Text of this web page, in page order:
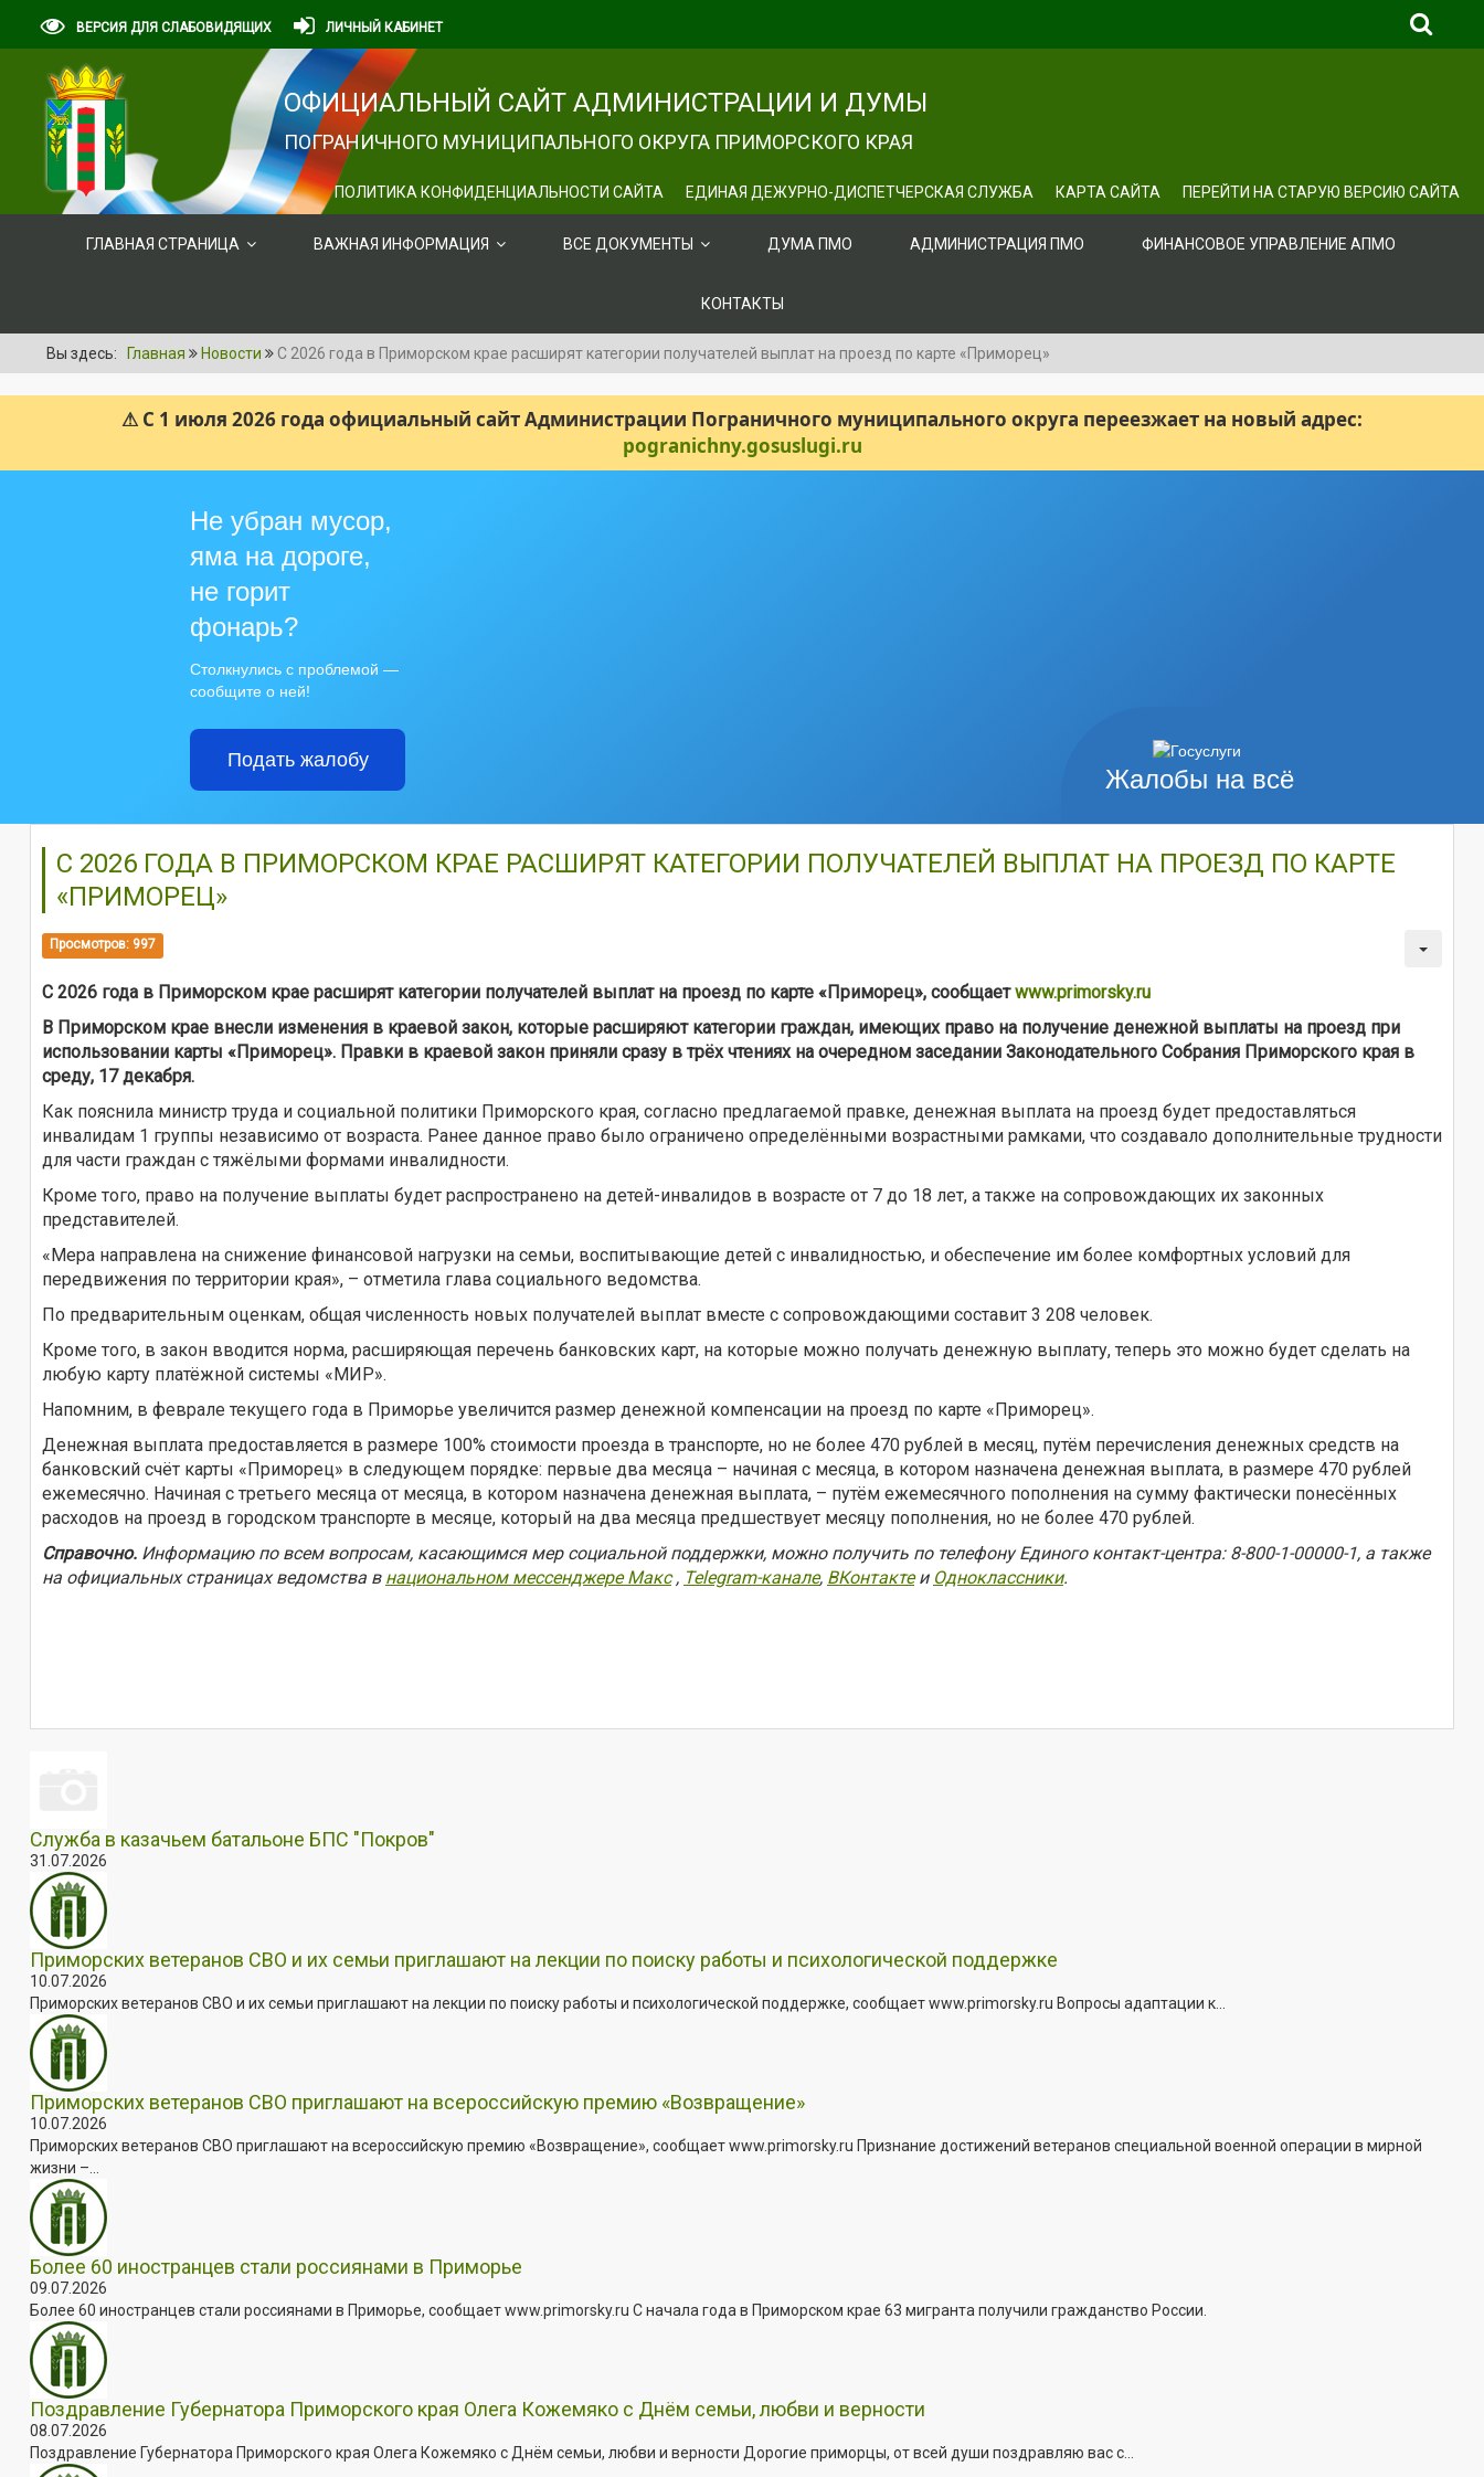
ВЕРСИЯ ДЛЯ СЛАБОВИДЯЩИХ ЛИЧНЫЙ КАБИНЕТ
ОФИЦИАЛЬНЫЙ САЙТ АДМИНИСТРАЦИИ И ДУМЫ
ПОГРАНИЧНОГО МУНИЦИПАЛЬНОГО ОКРУГА ПРИМОРСКОГО КРАЯ
ПОЛИТИКА КОНФИДЕНЦИАЛЬНОСТИ САЙТА ЕДИНАЯ ДЕЖУРНО-ДИСПЕТЧЕРСКАЯ СЛУЖБА КАРТА САЙТА ПЕРЕЙТИ НА СТАРУЮ ВЕРСИЮ САЙТА
ГЛАВНАЯ СТРАНИЦА ВАЖНАЯ ИНФОРМАЦИЯ ВСЕ ДОКУМЕНТЫ ДУМА ПМО АДМИНИСТРАЦИЯ ПМО ФИНАНСОВОЕ УПРАВЛЕНИЕ АПМО
КОНТАКТЫ
Вы здесь: Главная Новости С 2026 года в Приморском крае расширят категории получателей выплат на проезд по карте «Приморец»
⚠ С 1 июля 2026 года официальный сайт Администрации Пограничного муниципального округа переезжает на новый адрес:
pogranichny.gosuslugi.ru
Жалобы на всё
Не убран мусор,
яма на дороге,
не горит
фонарь?
Столкнулись с проблемой —
сообщите о ней!
Подать жалобу
С 2026 ГОДА В ПРИМОРСКОМ КРАЕ РАСШИРЯТ КАТЕГОРИИ ПОЛУЧАТЕЛЕЙ ВЫПЛАТ НА ПРОЕЗД ПО КАРТЕ
«ПРИМОРЕЦ»
Просмотров: 997
С 2026 года в Приморском крае расширят категории получателей выплат на проезд по карте «Приморец», сообщаетwww.primorsky.ru
В Приморском крае внесли изменения в краевой закон, которые расширяют категории граждан, имеющих право на получение денежной выплаты на проезд при
использовании карты «Приморец». Правки в краевой закон приняли сразу в трёх чтениях на очередном заседании Законодательного Собрания Приморского края в
среду, 17 декабря.
Как пояснила министр труда и социальной политики Приморского края, согласно предлагаемой правке, денежная выплата на проезд будет предоставляться
инвалидам 1 группы независимо от возраста. Ранее данное право было ограничено определёнными возрастными рамками, что создавало дополнительные трудности
для части граждан с тяжёлыми формами инвалидности.
Кроме того, право на получение выплаты будет распространено на детей-инвалидов в возрасте от 7 до 18 лет, а также на сопровождающих их законных
представителей.
«Мера направлена на снижение финансовой нагрузки на семьи, воспитывающие детей с инвалидностью, и обеспечение им более комфортных условий для
передвижения по территории края», – отметила глава социального ведомства.
По предварительным оценкам, общая численность новых получателей выплат вместе с сопровождающими составит 3 208 человек.
Кроме того, в закон вводится норма, расширяющая перечень банковских карт, на которые можно получать денежную выплату, теперь это можно будет сделать на
любую карту платёжной системы «МИР».
Напомним, в феврале текущего года в Приморье увеличится размер денежной компенсации на проезд по карте «Приморец».
Денежная выплата предоставляется в размере 100% стоимости проезда в транспорте, но не более 470 рублей в месяц, путём перечисления денежных средств на
банковский счёт карты «Приморец» в следующем порядке: первые два месяца – начиная с месяца, в котором назначена денежная выплата, в размере 470 рублей
ежемесячно. Начиная с третьего месяца от месяца, в котором назначена денежная выплата, – путём ежемесячного пополнения на сумму фактически понесённых
расходов на проезд в городском транспорте в месяце, который на два месяца предшествует месяцу пополнения, но не более 470 рублей.
Справочно. Информацию по всем вопросам, касающимся мер социальной поддержки, можно получить по телефону Единого контакт-центра: 8-800-1-00000-1, а также
на официальных страницах ведомства в национальном мессенджере Макс , Telegram-канале, ВКонтактеи Одноклассники.
Служба в казачьем батальоне БПС "Покров"
31.07.2026
Приморских ветеранов СВО и их семьи приглашают на лекции по поиску работы и психологической поддержке
10.07.2026
Приморских ветеранов СВО и их семьи приглашают на лекции по поиску работы и психологической поддержке, сообщает www.primorsky.ru Вопросы адаптации к...
Приморских ветеранов СВО приглашают на всероссийскую премию «Возвращение»
10.07.2026
Приморских ветеранов СВО приглашают на всероссийскую премию «Возвращение», сообщает www.primorsky.ru Признание достижений ветеранов специальной военной операции в мирной
жизни –...
Более 60 иностранцев стали россиянами в Приморье
09.07.2026
Более 60 иностранцев стали россиянами в Приморье, сообщает www.primorsky.ru С начала года в Приморском крае 63 мигранта получили гражданство России.
Поздравление Губернатора Приморского края Олега Кожемяко с Днём семьи, любви и верности
08.07.2026
Поздравление Губернатора Приморского края Олега Кожемяко с Днём семьи, любви и верности Дорогие приморцы, от всей души поздравляю вас с...